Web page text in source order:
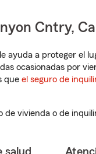
Cntry,
ayuda a proteger el
ocasionadas por
que el seguro de
de vivienda o de